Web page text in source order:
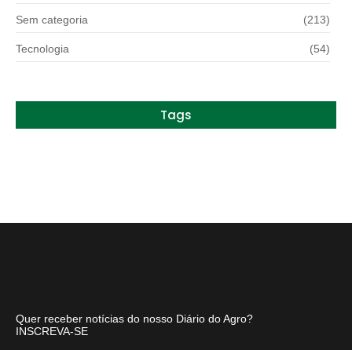
Sem categoria (213)
Tecnologia (54)
Tags
Quer receber notícias do nosso Diário do Agro?
INSCREVA-SE